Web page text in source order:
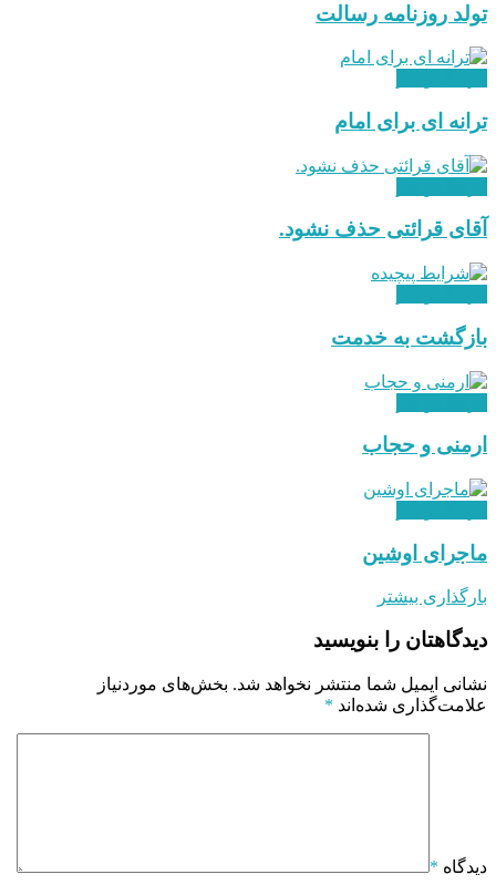
تولد روزنامه رسالت
ترانه ای برای امام
آقای قرائتی حذف نشود.
بازگشت به خدمت
ارمنی و حجاب
ماجرای اوشین
بارگذاری بیشتر
دیدگاهتان را بنویسید
نشانی ایمیل شما منتشر نخواهد شد. بخش‌های موردنیاز
علامت‌گذاری شده‌اند *
دیدگاه *